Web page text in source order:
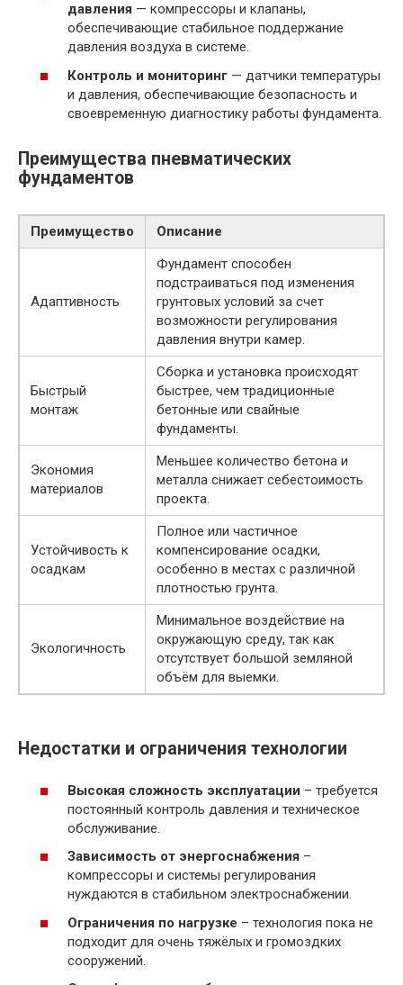
давления — компрессоры и клапаны,
обеспечивающие стабильное поддержание
давления воздуха в системе.
Контроль и мониторинг — датчики температуры
и давления, обеспечивающие безопасность и
своевременную диагностику работы фундамента.
Преимущества пневматических
фундаментов
Преимущество Описание
Адаптивность
Фундамент способен
подстраиваться под изменения
грунтовых условий за счет
возможности регулирования
давления внутри камер.
Быстрый
монтаж
Сборка и установка происходят
быстрее, чем традиционные
бетонные или свайные
фундаменты.
Экономия
материалов
Меньшее количество бетона и
металла снижает себестоимость
проекта.
Устойчивость к
осадкам
Полное или частичное
компенсирование осадки,
особенно в местах с различной
плотностью грунта.
Экологичность
Минимальное воздействие на
окружающую среду, так как
отсутствует большой земляной
объём для выемки.
Недостатки и ограничения технологии
Высокая сложность эксплуатации – требуется
постоянный контроль давления и техническое
обслуживание.
Зависимость от энергоснабжения –
компрессоры и системы регулирования
нуждаются в стабильном электроснабжении.
Ограничения по нагрузке – технология пока не
подходит для очень тяжёлых и громоздких
сооружений.